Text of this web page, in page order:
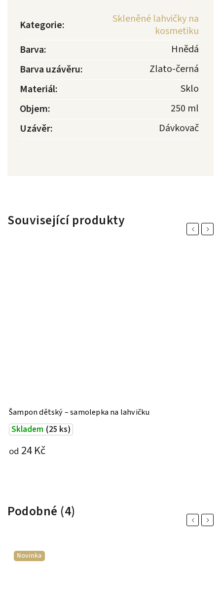
Kategorie:
Skleněné lahvičky na
kosmetiku
Barva:
Hnědá
Barva uzávěru:
Zlato-černá
Materiál:
Sklo
Objem:
250 ml
Uzávěr: Dávkovač
Související produkty Previous
Šampon dětský – samolepka na lahvičku
Skladem (25 ks)
od 24 Kč
Next
Podobné (4) Previous
Novinka
Next